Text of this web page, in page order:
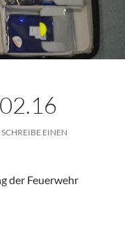
SCHREIBE EINEN
der Feuerwehr